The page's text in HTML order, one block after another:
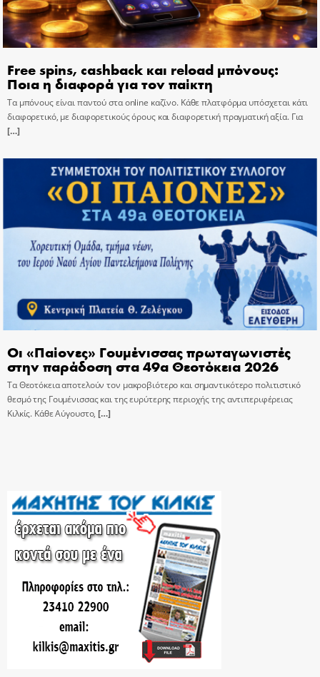
Free spins, cashback και reload μπόνους:
Ποια η διαφορά για τον παίκτη
Τα μπόνους είναι παντού στα online καζίνο. Κάθε πλατφόρμα υπόσχεται κάτι
διαφορετικό, με διαφορετικούς όρους και διαφορετική πραγματική αξία. Για
[…]
Οι «Παίονες» Γουμένισσας πρωταγωνιστές
στην παράδοση στα 49α Θεοτόκεια 2026
Τα Θεοτόκεια αποτελούν τον μακροβιότερο και σημαντικότερο πολιτιστικό
θεσμό της Γουμένισσας και της ευρύτερης περιοχής της αντιπεριφέρειας
Κιλκίς. Κάθε Αύγουστο, […]